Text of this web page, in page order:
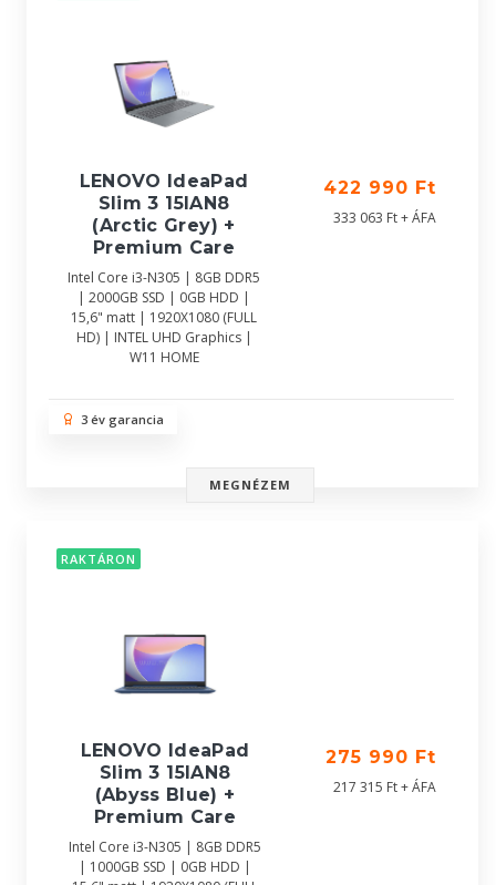
LENOVO IdeaPad
Slim 3 15IAN8
(Arctic Grey) +
Premium Care
Intel Core i3-N305 | 8GB DDR5
| 2000GB SSD | 0GB HDD |
15,6" matt | 1920X1080 (FULL
HD) | INTEL UHD Graphics |
W11 HOME
422 990 Ft
333 063 Ft + ÁFA
3 év garancia
MEGNÉZEM
RAKTÁRON
LENOVO IdeaPad
Slim 3 15IAN8
(Abyss Blue) +
Premium Care
Intel Core i3-N305 | 8GB DDR5
| 1000GB SSD | 0GB HDD |
275 990 Ft
217 315 Ft + ÁFA